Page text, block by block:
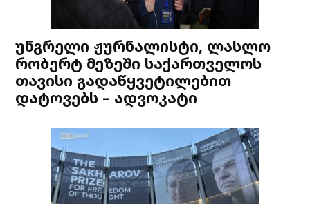
უნგრელი ჟურნალისტი, ლასლო
რობერტ მეზეში საქართველოს
თავისი გადაწყვეტილებით
დატოვებს – ადვოკატი